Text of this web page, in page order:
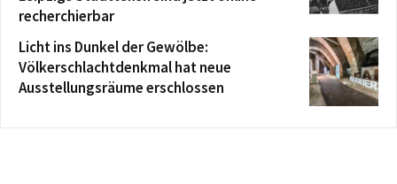
recherchierbar
Licht ins Dunkel der Gewölbe:
Völkerschlachtdenkmal hat neue
Ausstellungsräume erschlossen